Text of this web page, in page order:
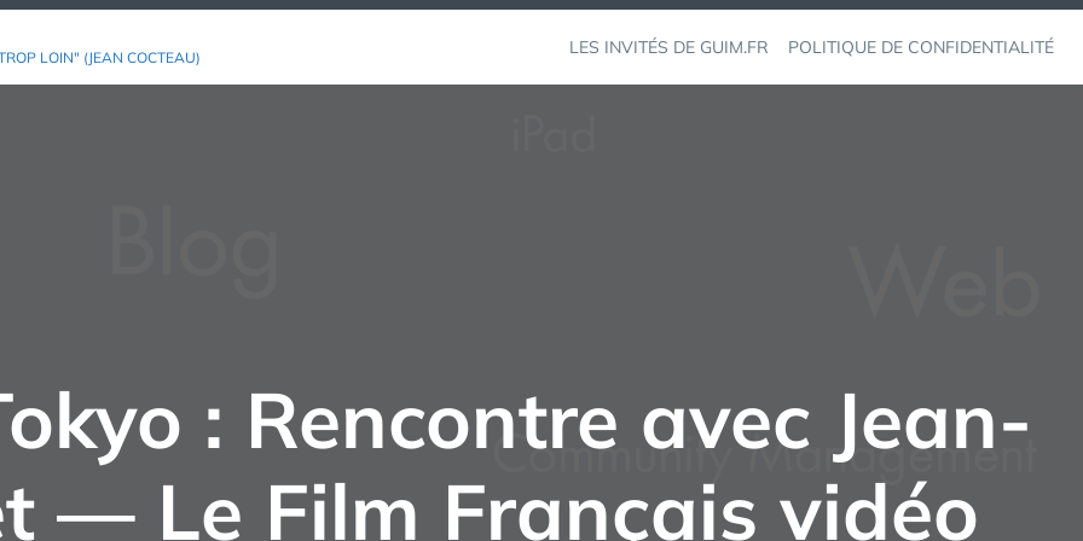
LOIN" (JEAN COCTEAU) LES INVITÉS DE GUIM.FR POLITIQUE DE CONFIDENTIALITÉ
: Rencontre avec Jean-
— Le Film Français vidéo